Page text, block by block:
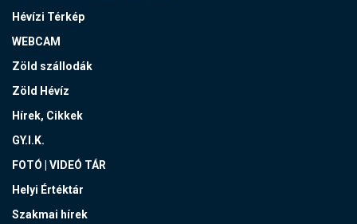
Hévízi Térkép
WEBCAM
Zöld szállodák
Zöld Hévíz
Hírek, Cikkek
GY.I.K.
FOTÓ | VIDEÓ TÁR
Helyi Értéktár
Szakmai hírek